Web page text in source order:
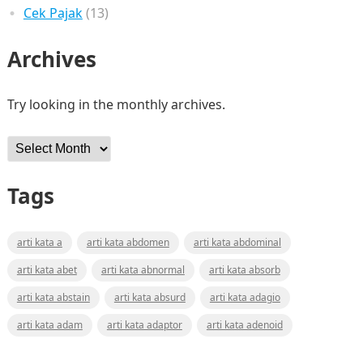
Cek Pajak(13)
Archives
Try looking in the monthly archives.
Archives
Tags
arti kata a arti kata abdomen
arti kata abdominal
arti kata abet
arti kata abnormal
arti kata absorb
arti kata abstain
arti kata absurd
arti kata adagio
arti kata adam
arti kata adaptor
arti kata adenoid